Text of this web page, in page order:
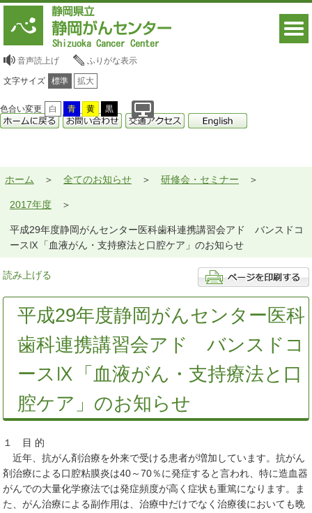
音声読上げ ふりがな表示
文字サイズ 標準 拡大
色合い変更 白 青 黄 黒
ホーム 全てのお知らせ 研修会・セミナー
2017年度
平成29年度静岡がんセンター医科歯科連携講習会アド バンスドコ
ースⅨ「血液がん・支持療法と口腔ケア」のお知らせ
読み上げる
平成29年度静岡がんセンター医科
歯科連携講習会アド バンスドコ
ースⅨ「血液がん・支持療法と口
腔ケア」のお知らせ
１ 目 的
近年、抗がん剤治療を外来で受ける患者が増加しています。抗がん
剤治療による口腔粘膜炎は40～70％に発症すると言われ、特に造血器
がんでの大量化学療法では発症頻度が高く症状も重篤になります。ま
た、がん治療による副作用は、治療中だけでなく治療後においても晩